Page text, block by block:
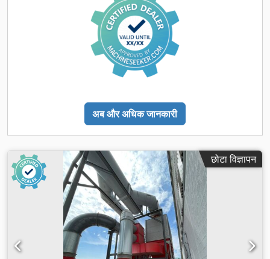
अब और अधिक जानकारी
छोटा विज्ञापन